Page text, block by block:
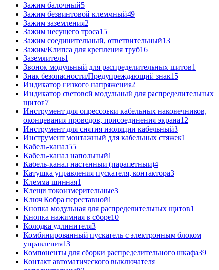
Зажим балочный5
Зажим безвинтовой клеммный49
Зажим заземления2
Зажим несущего троса15
Зажим соединительный, ответвительный13
Зажим/Клипса для крепления труб16
Заземлитель1
Звонок модульный для распределительных щитов1
Знак безопасности/Предупреждающий знак15
Индикатор низкого напряжения2
Индикатор световой модульный для распределительных
щитов7
Инструмент для опрессовки кабельных наконечников,
оконцевания проводов, присоединения экрана12
Инструмент для снятия изоляции кабельный3
Инструмент монтажный для кабельных стяжек1
Кабель-канал55
Кабель-канал напольный1
Кабель-канал настенный (парапетный)4
Катушка управления пускателя, контактора3
Клемма шинная1
Клещи токоизмерительные3
Ключ Кобра переставной1
Кнопка модульная для распределительных щитов1
Кнопка нажимная в сборе10
Колодка удлинителя3
Комбинированный пускатель с электронным блоком
управления13
Компоненты для сборки распределительного шкафа39
Контакт автоматического выключателя